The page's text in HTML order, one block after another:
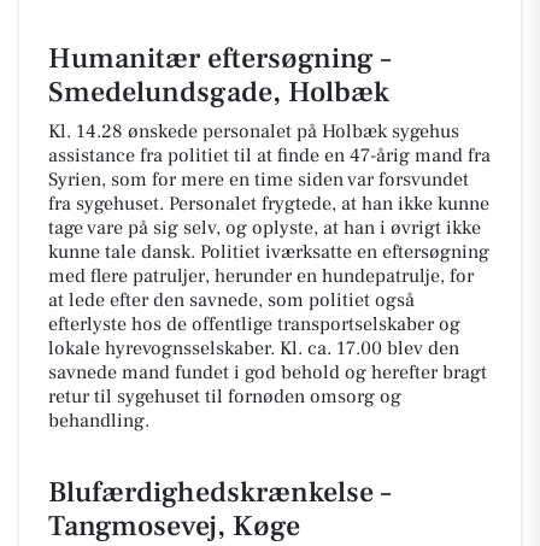
Humanitær eftersøgning –
Smedelundsgade, Holbæk
Kl. 14.28 ønskede personalet på Holbæk sygehus
assistance fra politiet til at finde en 47-årig mand fra
Syrien, som for mere en time siden var forsvundet
fra sygehuset. Personalet frygtede, at han ikke kunne
tage vare på sig selv, og oplyste, at han i øvrigt ikke
kunne tale dansk. Politiet iværksatte en eftersøgning
med flere patruljer, herunder en hundepatrulje, for
at lede efter den savnede, som politiet også
efterlyste hos de offentlige transportselskaber og
lokale hyrevognsselskaber. Kl. ca. 17.00 blev den
savnede mand fundet i god behold og herefter bragt
retur til sygehuset til fornøden omsorg og
behandling.
Blufærdighedskrænkelse –
Tangmosevej, Køge